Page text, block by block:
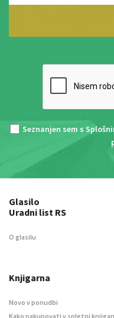
Seznanjen sem s
Glasilo
Uradni list RS
O glasilu
Knjigarna
Novo v ponudbi
Kako nakupovati v spletni